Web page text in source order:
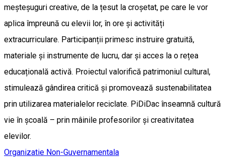
meșteșuguri creative, de la țesut la croșetat, pe care le vor
aplica împreună cu elevii lor, în ore și activități
extracurriculare. Participanții primesc instruire gratuită,
materiale și instrumente de lucru, dar și acces la o rețea
educațională activă. Proiectul valorifică patrimoniul cultural,
stimulează gândirea critică și promovează sustenabilitatea
prin utilizarea materialelor reciclate. PiDiDac înseamnă cultură
vie în școală – prin mâinile profesorilor și creativitatea
elevilor.
Organizatie Non-Guvernamentala